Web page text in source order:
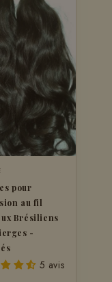
pour
au fil
Brésiliens
-
5 avis